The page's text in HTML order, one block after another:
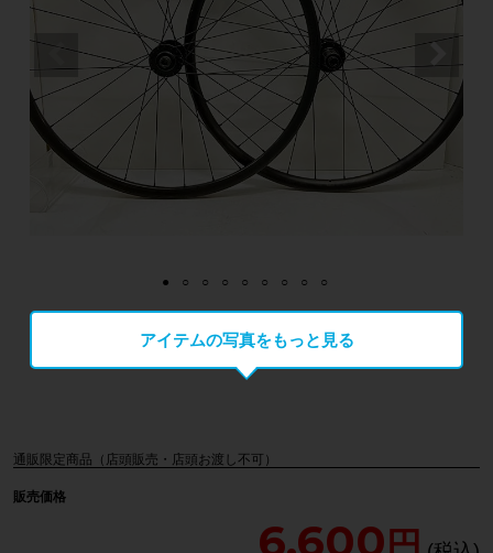
アイテムの写真をもっと見る
販売価格
6,600
通販限定商品（店頭販売・店頭お渡し不可）